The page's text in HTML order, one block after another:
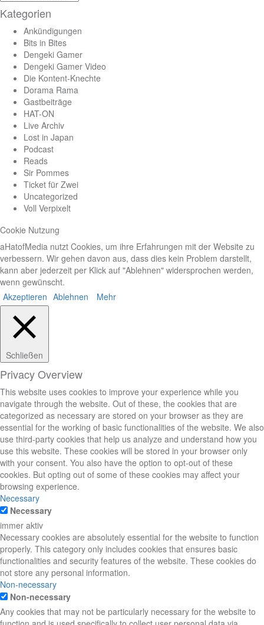
Kategorien
Ankündigungen
Bits in Bites
Dengeki Gamer
Dengeki Gamer Video
Die Kontent-Knechte
Dorama Rama
Gastbeiträge
HAT-ON
Live Archiv
Lost in Japan
Podcast
Reads
Sir Pommes
Ticket für Zwei
Uncategorized
Voll Verpixelt
Cookie Nutzung
aHatofMedia nutzt Cookies, um ihre Erfahrungen mit der Website zu
verbessern. Wir gehen davon aus, dass dies kein Problem darstellt,
kann aber jederzeit per Klick auf "Ablehnen" widersprochen werden,
wenn gewünscht.
Akzeptieren Ablehnen Mehr
Schließen
Privacy Overview
This website uses cookies to improve your experience while you
navigate through the website. Out of these, the cookies that are
categorized as necessary are stored on your browser as they are
essential for the working of basic functionalities of the website. We also
use third-party cookies that help us analyze and understand how you
use this website. These cookies will be stored in your browser only
with your consent. You also have the option to opt-out of these
cookies. But opting out of some of these cookies may affect your
browsing experience.
Necessary
Necessary
immer aktiv
Necessary cookies are absolutely essential for the website to function
properly. This category only includes cookies that ensures basic
functionalities and security features of the website. These cookies do
not store any personal information.
Non-necessary
Non-necessary
Any cookies that may not be particularly necessary for the website to